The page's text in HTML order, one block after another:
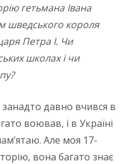
гетьмана Івана
шведського короля
Петра І. Чи
школах і чи
давно вчився в
воював, і в Україні
Але моя 17-
вона багато знає